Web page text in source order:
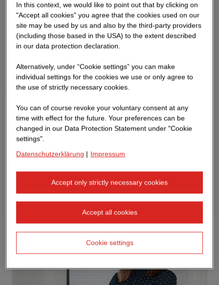
In this context, we would like to point out that by clicking on
"Accept all cookies" you agree that the cookies used on our
site may be used by us and also by the third-party providers
(including those based in the USA) to the extent described
in our data protection declaration.
Alternatively, under “Cookie settings” you can make
individual settings for the cookies we use or only agree to
the use of strictly necessary cookies.
You can of course revoke your voluntary consent at any
time with effect for the future. Your preferences can be
changed in our Data Protection Statement under "Cookie
settings".
Datenschutzerklärung | Impressum
Accept only strictly necessary cookies
Accept all cookies
Cookie settings